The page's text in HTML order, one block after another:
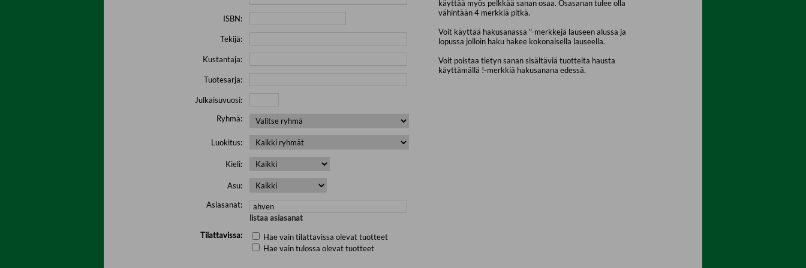
ISBN:
Tekijä:
Kustantaja:
Tuotesarja:
Julkaisuvuosi:
Ryhmä:
Luokitus:
Kieli:
Asu:
Asiasanat:
listaa asiasanat
Tilattavissa:
Hae vain tilattavissa olevat tuotteet
Hae vain tulossa olevat tuotteet
käyttää myös pelkkää sanan osaa. Osasanan tulee olla
vähintään 4 merkkiä pitkä.
Voit käyttää hakusanassa "-merkkejä lauseen alussa ja
lopussa jolloin haku hakee kokonaisella lauseella.
Voit poistaa tietyn sanan sisältäviä tuotteita hausta
käyttämällä !-merkkiä hakusanana edessä.